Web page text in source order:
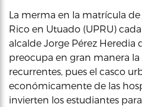
La merma en la matrícula
Rico en Utuado (UPRU)
alcalde Jorge Pérez Heredia
preocupa en gran manera
recurrentes, pues el casco
económicamente de las
invierten los estudiantes